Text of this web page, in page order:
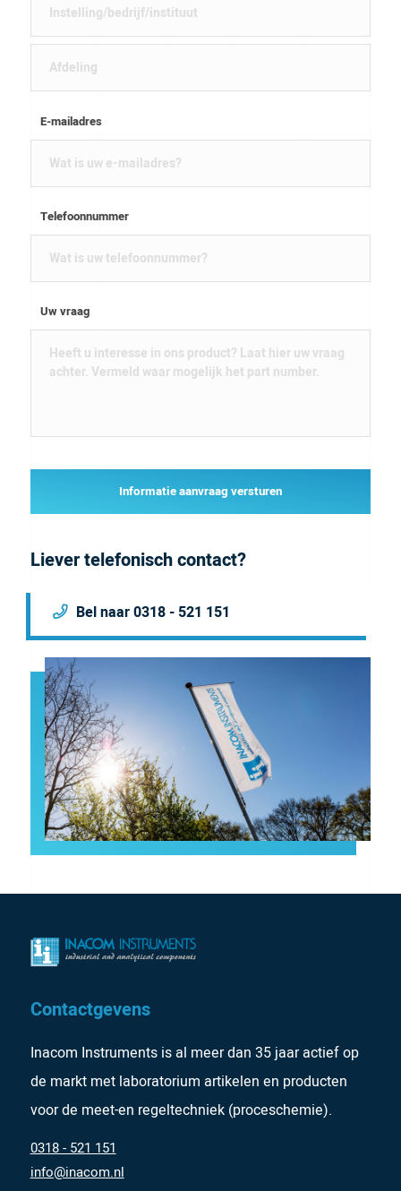
E-mailadres
Telefoonnummer
Uw vraag
Informatie aanvraag versturen
Liever telefonisch contact?
Bel naar 0318 - 521 151
Contactgevens
Inacom Instruments is al meer dan 35 jaar actief op
de markt met laboratorium artikelen en producten
voor de meet-en regeltechniek (proceschemie).
0318 - 521 151
info@inacom.nl